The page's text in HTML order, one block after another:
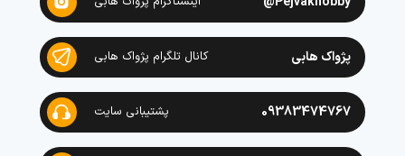
پژواک هابی کانال تلگرام پژواک هابی
09383474767 پشتیبانی سایت